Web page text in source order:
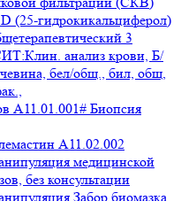
(25-гидрокикальциферол)
3
анализ крови, Б/
бел/общ., бил, общ,
A11.01.001# Биопсия
A11.02.002
медицинской
без консультации
Забор биомазка